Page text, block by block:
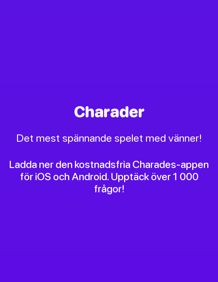
Charader
Det mest spännande spelet med vänner!
Ladda ner den kostnadsfria Charades-appen
för iOS och Android. Upptäck över 1 000
frågor!